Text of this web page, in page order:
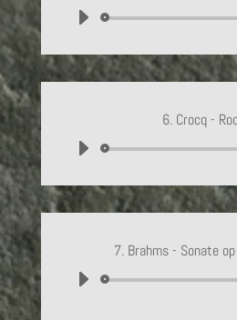
6. Crocq -
7. Brahms - Sonate